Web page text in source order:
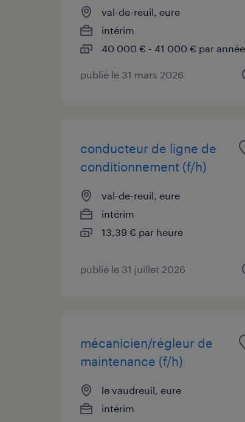
val-de-reuil, eure
intérim
40 000 € - 41 000 € par année
publié le 31 mars 2026
conducteur de ligne de
conditionnement (f/h)
val-de-reuil, eure
intérim
13,39 € par heure
publié le 31 juillet 2026
mécanicien/régleur de
maintenance (f/h)
le vaudreuil, eure
intérim